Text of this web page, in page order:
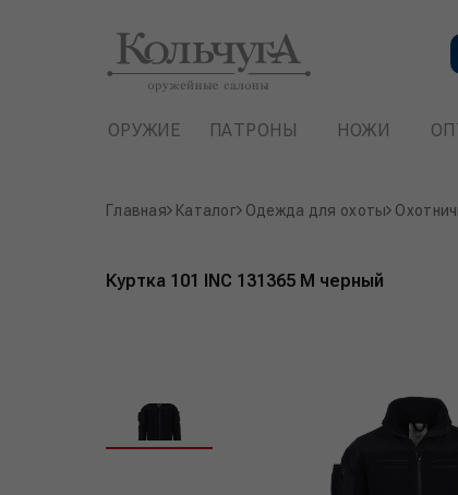
ОРУЖИЕ ПАТРОНЫ НОЖИ
Главная Каталог Одежда для охоты
Куртка 101 INC 131365 M черный